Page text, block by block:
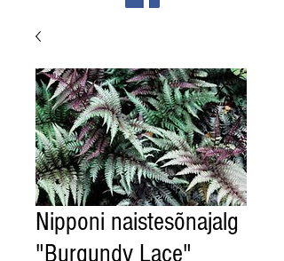
Nipponi naistesõnajalg
"Burgundy Lace"